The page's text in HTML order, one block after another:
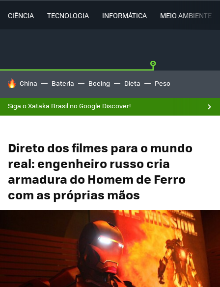
CIÊNCIA TECNOLOGIA INFORMÁTICA MEIO AMBIENTE
TENDÊNCIAS DO DIA
China Bateria Boeing Dieta Peso
Siga o Xataka Brasil no Google Discover!
Direto dos filmes para o mundo
real: engenheiro russo cria
armadura do Homem de Ferro
com as próprias mãos